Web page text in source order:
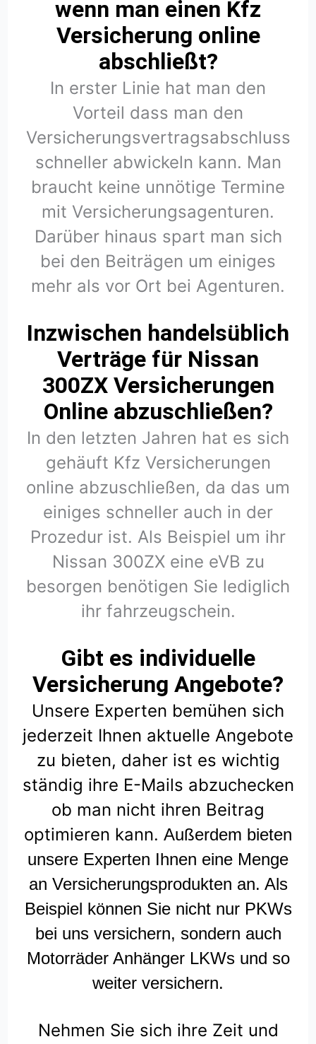
wenn man einen Kfz
Versicherung online
abschließt?
In erster Linie hat man den
Vorteil dass man den
Versicherungsvertragsabschluss
schneller abwickeln kann. Man
braucht keine unnötige Termine
mit Versicherungsagenturen.
Darüber hinaus spart man sich
bei den Beiträgen um einiges
mehr als vor Ort bei Agenturen.
Inzwischen handelsüblich
Verträge für Nissan
300ZX Versicherungen
Online abzuschließen?
In den letzten Jahren hat es sich
gehäuft Kfz Versicherungen
online abzuschließen, da das um
einiges schneller auch in der
Prozedur ist. Als Beispiel um ihr
Nissan 300ZX eine eVB zu
besorgen benötigen Sie lediglich
ihr fahrzeugschein.
Gibt es individuelle
Versicherung Angebote?
Unsere Experten bemühen sich
jederzeit Ihnen aktuelle Angebote
zu bieten, daher ist es wichtig
ständig ihre E-Mails abzuchecken
ob man nicht ihren Beitrag
optimieren kann. Außerdem bieten
unsere Experten Ihnen eine Menge
an Versicherungsprodukten an. Als
Beispiel können Sie nicht nur PKWs
bei uns versichern, sondern auch
Motorräder Anhänger LKWs und so
weiter versichern.
Nehmen Sie sich ihre Zeit und